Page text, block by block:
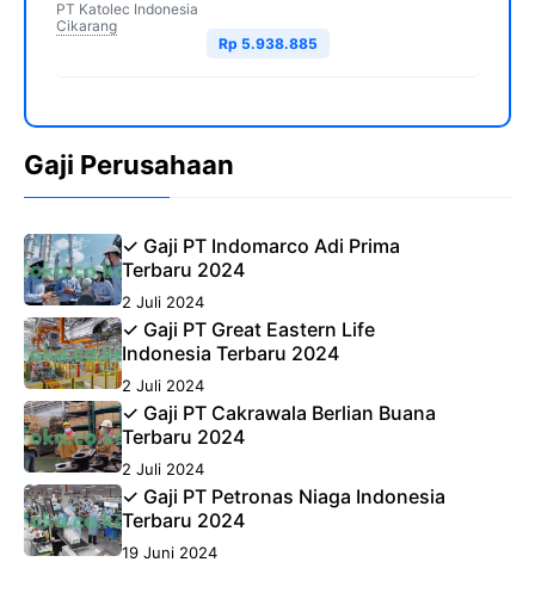
PT Katolec Indonesia
Cikarang
Rp 5.938.885
Gaji Perusahaan
✓ Gaji PT Indomarco Adi Prima
Terbaru 2024
2 Juli 2024
✓ Gaji PT Great Eastern Life
Indonesia Terbaru 2024
2 Juli 2024
✓ Gaji PT Cakrawala Berlian Buana
Terbaru 2024
2 Juli 2024
✓ Gaji PT Petronas Niaga Indonesia
Terbaru 2024
19 Juni 2024